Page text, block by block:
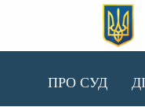
ПРО СУД